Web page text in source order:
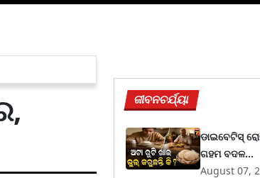
ଜୀବନଚର୍ଯ୍ୟା
ଡାଇବେଟିସ୍
ଗହମ ବଦଳ...
August 07,